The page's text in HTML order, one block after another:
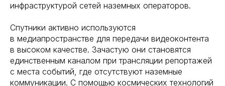
инфраструктурой сетей наземных операторов.
Спутники активно используются
в медиапространстве для передачи видеоконтента
в высоком качестве. Зачастую они становятся
единственным каналом при трансляции репортажей
с места событий, где отсутствуют наземные
коммуникации. С помощью космических технологий